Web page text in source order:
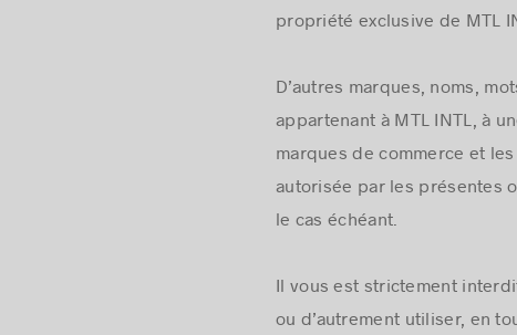
propriété exclusive de MTL
D’autres marques, noms,
appartenant à MTL INTL, à
marques de commerce et
autorisée par les présentes
le cas échéant.
Il vous est strictement
ou d’autrement utiliser, en